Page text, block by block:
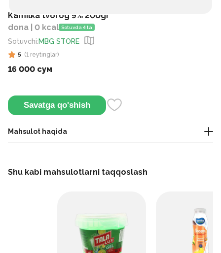
Kamilka tvorog 9% 200gr
dona | 0 kcal Sotuvda 4 ta
Sotuvchi:MBG STORE
5 (1 reytinglar)
16 000 сум
Savatga qo'shish
Mahsulot haqida
to‘yimli va parhezga ham mos.
Shu kabi mahsulotlarni taqqoslash